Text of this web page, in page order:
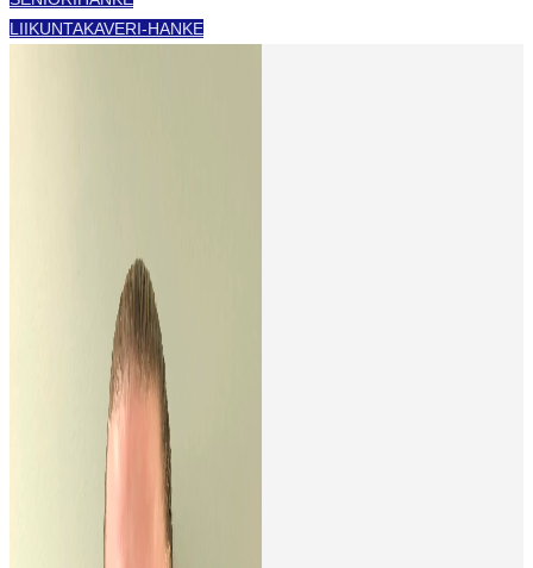
LIIKUNTAKAVERI-HANKE